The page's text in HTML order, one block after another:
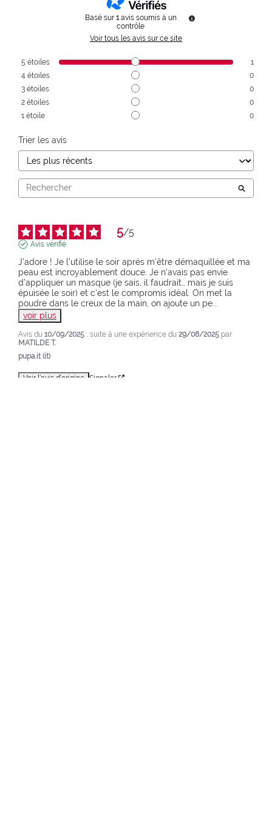
Basé sur 1 avis soumis à un
contrôle
Voir tous les avis sur ce site
5 étoiles
1
4 étoiles
0
3 étoiles
0
2 étoiles
0
1 étoile 0
Trier les avis
5/5
Avis vérifié
J'adore ! Je l'utilise le soir après m'être démaquillée et ma
peau est incroyablement douce. Je n'avais pas envie
d'appliquer un masque (je sais, il faudrait… mais je suis
épuisée le soir) et c'est le compromis idéal. On met la
poudre dans le creux de la main, on ajoute un pe
voir plus
Avis du 10/09/2025 , suite à une expérience du 29/08/2025 par
MATILDE T.
pupa.it (it)
Voir l’avis d’origine Signaler